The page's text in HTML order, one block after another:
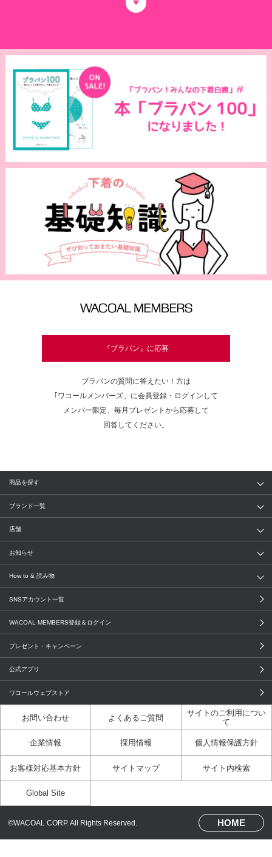
『ブラパン』に応募
ブラパンの質問に答えたい！方は
｢ワコールメンバーズ」に会員登録・ログインして
メンバー限定、毎月プレゼントから応募して
回答してください。
商品を探す
アイテム
ランキング
トピックス
ブランド一覧
WACOAL
Salute
AMPHI
GOCOCi
OUR WACOAL
WACOAL Remamma
CW-X
店舗
店舗を探す
来店予約
ブラ無料診断
取り置き・取り寄せサービス
3Dボディスキャン
お知らせ
新着情報
重要なお知らせ
商品回収
お知らせ
ニュース＆トピックス
How to & 読み物
下着の基礎知識
ブラチェック
ブラパン
フェムケアポータルサイト
大人の工場見学inベトナム
ワコールカルネアプリ使い方ガイ
ド（マンガ）
3Dボディスキャン体験（マンガ）
SNSアカウント一覧
WACOAL MEMBERS登録＆ログイン
プレゼント・キャンペーン
公式アプリ
ワコールウェブストア
お問い合わせ よくあるご質問
サイトのご利用につい
て
企業情報 採用情報 個人情報保護方針
お客様対応基本方針 サイトマップ サイト内検索
Global Site
©WACOAL CORP. All Rights Reserved. HOME